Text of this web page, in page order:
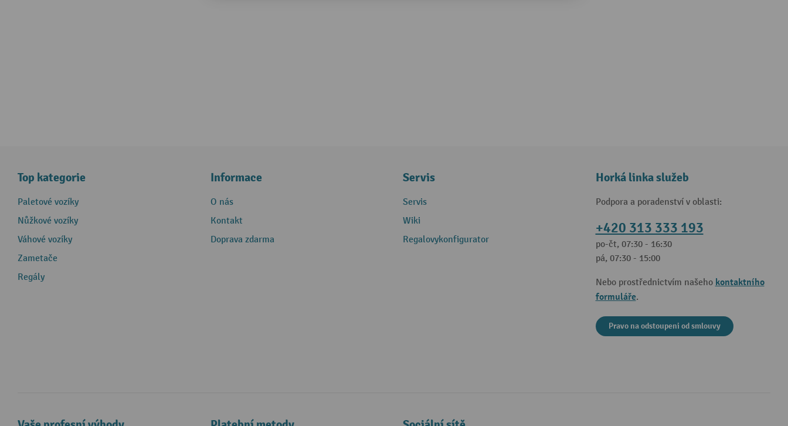
Top kategorie
Paletové vozíky
Nůžkové vozíky
Váhové vozíky
Zametače
Regály
Informace
O nás
Kontakt
Doprava zdarma
Servis
Servis
Wiki
Regalovykonfigurator
Horká linka služeb
Podpora a poradenství v oblasti:
+420 313 333 193
po-čt, 07:30 - 16:30
pá, 07:30 - 15:00
Nebo prostřednictvím našeho kontaktního
formuláře.
Pravo na odstoupeni od smlouvy